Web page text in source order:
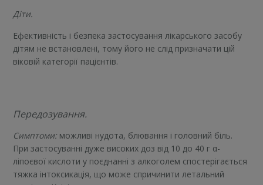
Діти.
Ефективність і безпека застосування лікарського засобу
дітям не встановлені, тому його не слід призначати цій
віковій категорії пацієнтів.
Передозування.
Симптоми: можливі нудота, блювання і головний біль.
При застосуванні дуже високих доз від 10 до 40 г α-
ліпоєвої кислоти у поєднанні з алкоголем спостерігається
тяжка інтоксикація, що може спричинити летальний